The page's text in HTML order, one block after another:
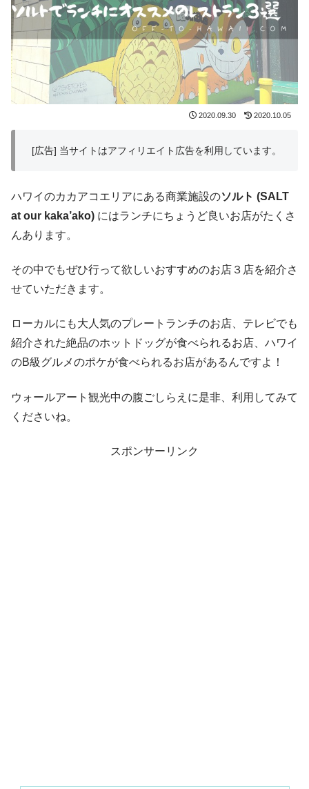
2020.09.30 2020.10.05
[広告] 当サイトはアフィリエイト広告を利用しています。
ハワイのカカアコエリアにある商業施設のソルト (SALT
at our kaka’ako) にはランチにちょうど良いお店がたくさ
んあります。
その中でもぜひ行って欲しいおすすめのお店３店を紹介さ
せていただきます。
ローカルにも大人気のプレートランチのお店、テレビでも
紹介された絶品のホットドッグが食べられるお店、ハワイ
のB級グルメのポケが食べられるお店があるんですよ！
ウォールアート観光中の腹ごしらえに是非、利用してみて
くださいね。
スポンサーリンク